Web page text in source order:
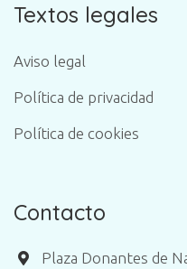
Textos legales
Aviso legal
Política de privacidad
Política de cookies
Contacto
Plaza Donantes de